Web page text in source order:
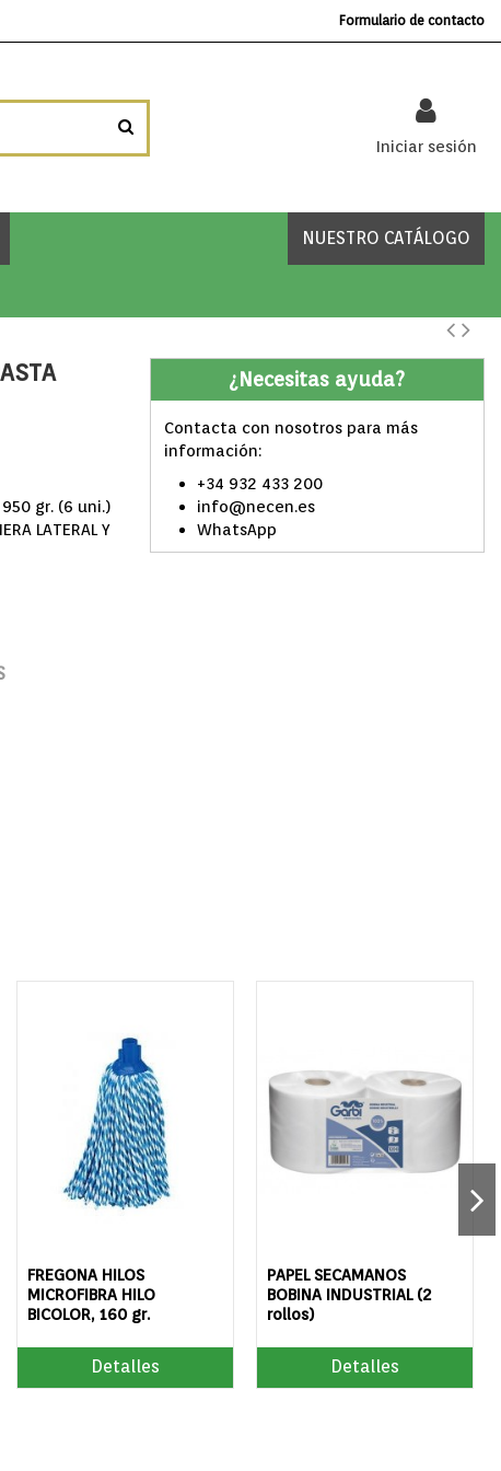
Formulario de contacto
Iniciar sesión
NUESTRO CATÁLOGO
950 gr. (6 uni.)
LATERAL Y
¿Necesitas ayuda?
Contacta con nosotros para más
información:
+34 932 433 200
info@necen.es
WhatsApp
FREGONA HILOS
MICROFIBRA HILO
BICOLOR, 160 gr.
Detalles
PAPEL SECAMANOS
BOBINA INDUSTRIAL (2
rollos)
Detalles